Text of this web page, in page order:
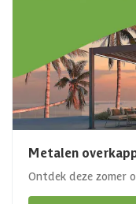
Metalen
Ontdek deze zomer